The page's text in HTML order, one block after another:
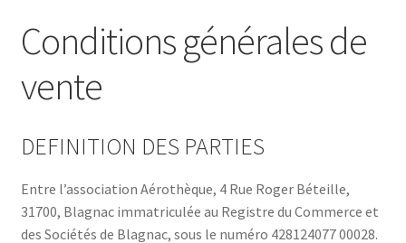
Conditions générales de vente
Mon compte
Page d’exemple
Panier
Politique de confidentialité
Conditions générales de
vente
DEFINITION DES PARTIES
Entre l’association Aérothèque, 4 Rue Roger Béteille,
31700, Blagnac immatriculée au Registre du Commerce et
des Sociétés de Blagnac, sous le numéro 428124077 00028.